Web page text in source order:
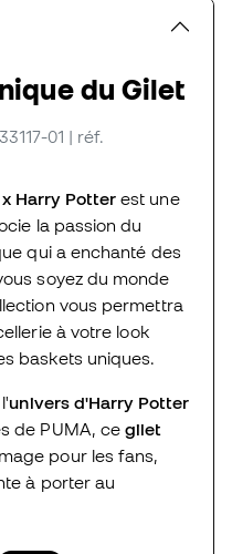
du Gilet
01 | réf.
Harry Potter est une
la passion du
qui a enchanté des
soyez du monde
vous permettra
à votre look
baskets uniques.
univers d'Harry Potter
de PUMA, cegilet
pour les fans,
à porter au